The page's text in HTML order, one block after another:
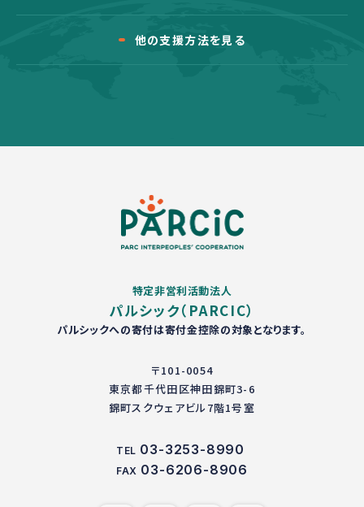
他の支援方法を見る
特定非営利活動法人
パルシック（PARCIC）
パルシックへの寄付は寄付金控除の対象となります。
〒101-0054
東京都千代田区神田錦町3-6
錦町スクウェアビル7階1号室
TEL 03-3253-8990
FAX 03-6206-8906